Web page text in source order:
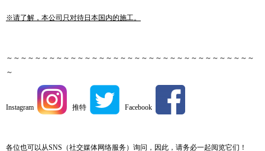
※请了解，本公司只对待日本国内的施工。
～～～～～～～～～～～～～～～～～～～～～～～～～～～～～～～～～～～
～
Instagram 推特 Facebook
各位也可以从SNS（社交媒体网络服务）询问，因此，请务必一起阅览它们！